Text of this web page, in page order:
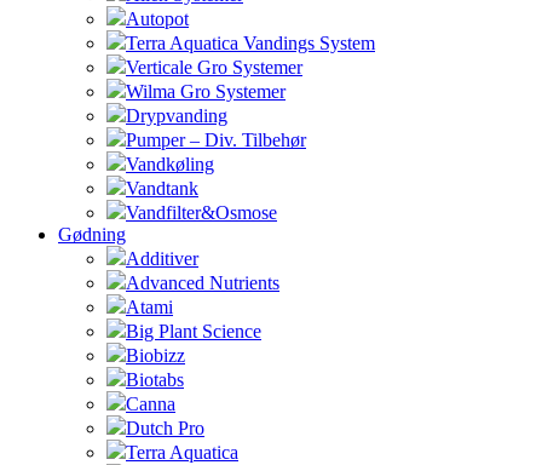
Autopot
Terra Aquatica Vandings System
Verticale Gro Systemer
Wilma Gro Systemer
Drypvanding
Pumper – Div. Tilbehør
Vandkøling
Vandtank
Vandfilter&Osmose
Gødning
Additiver
Advanced Nutrients
Atami
Big Plant Science
Biobizz
Biotabs
Canna
Dutch Pro
Terra Aquatica